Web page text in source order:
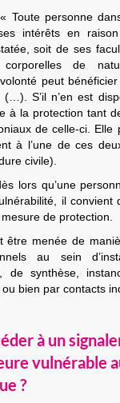
Toute personne
intérêts en raison
soit de ses
de
peut
(…). S’il n’en est
à la protection tant
de celle-ci. Elle
à l’une de ces
civile).
lors qu’une
il convient
de protection.
être menée de
au sein
de synthèse,
bien par contacts
à un
vulnérable
?